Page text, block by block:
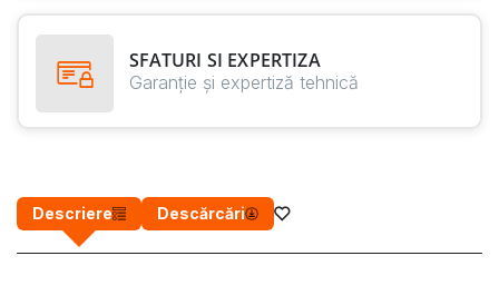
SFATURI SI EXPERTIZA
Garanție și expertiză tehnică
Descriere Descărcări